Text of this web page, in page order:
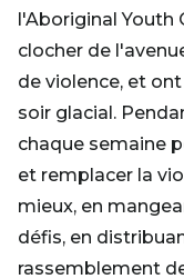
l'Aboriginal Youth
clocher de
de violence, et
soir glacial.
chaque semaine
et remplacer la
mieux, en
défis, en
rassemblement